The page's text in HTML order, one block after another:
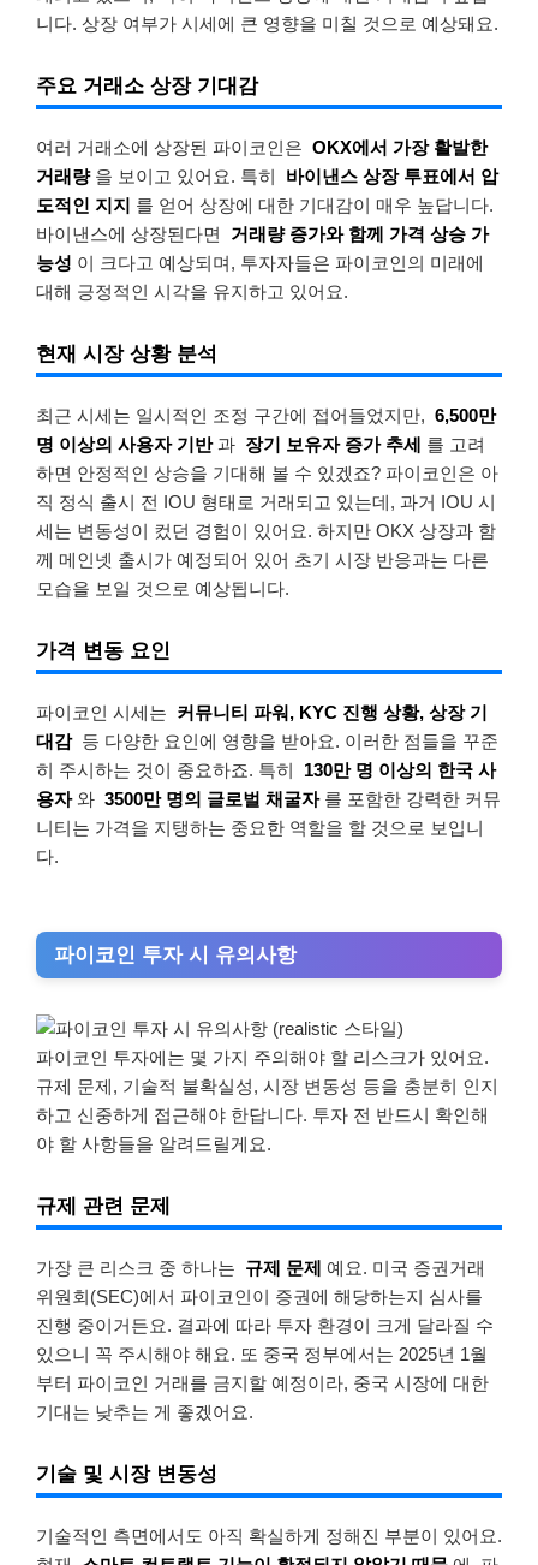
니다. 상장 여부가 시세에 큰 영향을 미칠 것으로 예상돼요.
주요 거래소 상장 기대감
여러 거래소에 상장된 파이코인은 OKX에서 가장 활발한
거래량 을 보이고 있어요. 특히
바이낸스 상장 투표에서 압
도적인 지지 를 얻어 상장에 대한 기대감이 매우 높답니다.
바이낸스에 상장된다면
거래량 증가와 함께 가격 상승 가
능성 이 크다고 예상되며, 투자자들은 파이코인의 미래에
대해 긍정적인 시각을 유지하고 있어요.
현재 시장 상황 분석
최근 시세는 일시적인 조정 구간에 접어들었지만, 6,500만
명 이상의 사용자 기반 과 장기 보유자 증가 추세 를 고려
하면 안정적인 상승을 기대해 볼 수 있겠죠? 파이코인은 아
직 정식 출시 전 IOU 형태로 거래되고 있는데, 과거 IOU 시
세는 변동성이 컸던 경험이 있어요. 하지만 OKX 상장과 함
께 메인넷 출시가 예정되어 있어 초기 시장 반응과는 다른
모습을 보일 것으로 예상됩니다.
가격 변동 요인
파이코인 시세는 커뮤니티 파워, KYC 진행 상황, 상장 기
대감 등 다양한 요인에 영향을 받아요. 이러한 점들을 꾸준
히 주시하는 것이 중요하죠. 특히
130만 명 이상의 한국 사
용자 와 3500만 명의 글로벌 채굴자 를 포함한 강력한 커뮤
니티는 가격을 지탱하는 중요한 역할을 할 것으로 보입니
다.
파이코인 투자 시 유의사항
파이코인 투자에는 몇 가지 주의해야 할 리스크가 있어요.
규제 문제, 기술적 불확실성, 시장 변동성 등을 충분히 인지
하고 신중하게 접근해야 한답니다. 투자 전 반드시 확인해
야 할 사항들을 알려드릴게요.
규제 관련 문제
가장 큰 리스크 중 하나는 규제 문제 예요. 미국 증권거래
위원회(SEC)에서 파이코인이 증권에 해당하는지 심사를
진행 중이거든요. 결과에 따라 투자 환경이 크게 달라질 수
있으니 꼭 주시해야 해요. 또 중국 정부에서는 2025년 1월
부터 파이코인 거래를 금지할 예정이라, 중국 시장에 대한
기대는 낮추는 게 좋겠어요.
기술 및 시장 변동성
기술적인 측면에서도 아직 확실하게 정해진 부분이 있어요.